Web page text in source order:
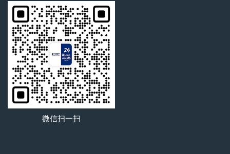
微信扫一扫